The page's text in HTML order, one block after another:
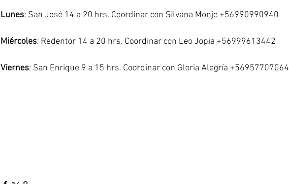
Lunes: San José 14 a 20 hrs. Coordinar con Silvana Monje +56990990940
Miércoles: Redentor 14 a 20 hrs. Coordinar con Leo Jopia +56999613442
Viernes: San Enrique 9 a 15 hrs. Coordinar con Gloria Alegría +56957707064